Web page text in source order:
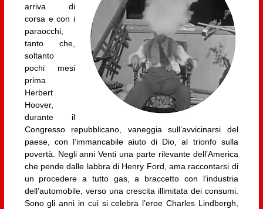
arriva di
corsa e con i
paraocchi,
tanto che,
soltanto
pochi mesi
prima
Herbert
Hoover,
durante il
Congresso repubblicano, vaneggia sull’avvicinarsi del
paese, con l’immancabile aiuto di Dio, al trionfo sulla
povertà. Negli anni Venti una parte rilevante dell’America
che pende dalle labbra di Henry Ford, ama raccontarsi di
un procedere a tutto gas, a braccetto con l’industria
dell’automobile, verso una crescita illimitata dei consumi.
Sono gli anni in cui si celebra l’eroe Charles Lindbergh,